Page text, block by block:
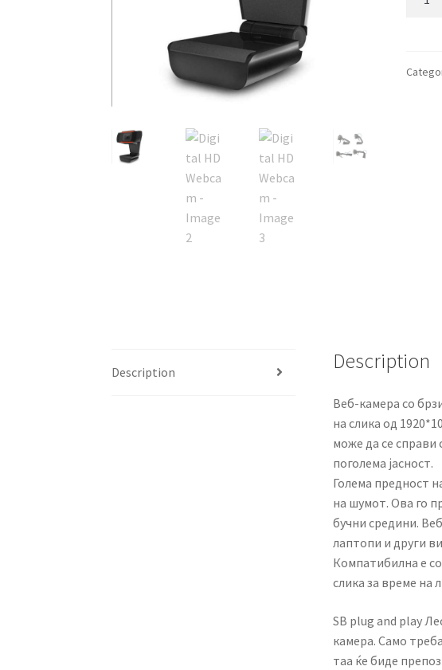
Description Description
Веб-камера со
на слика од
може да се справи
поголема јасност.
Голема предност
на шумот. Ова го
бучни средини.
лаптопи и други
Компатибилна е
слика за време на
SB plug and play
камера. Само
таа ќе биде